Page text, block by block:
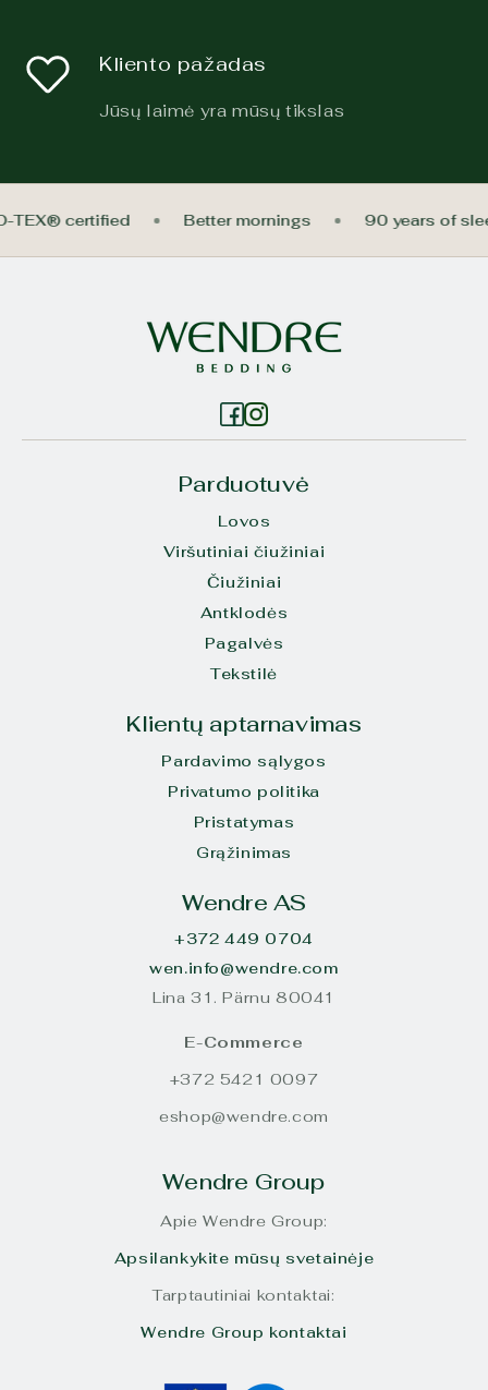
Kliento pažadas
Jūsų laimė yra mūsų tikslas
TEX® certified Better mornings 90 years of
Parduotuvė
Lovos
Viršutiniai čiužiniai
Čiužiniai
Antklodės
Pagalvės
Tekstilė
Klientų aptarnavimas
Pardavimo sąlygos
Privatumo politika
Pristatymas
Grąžinimas
Wendre AS
+372 449 0704
wen.info@wendre.com
Lina 31. Pärnu 80041
E-Commerce
+372 5421 0097
eshop@wendre.com
Wendre Group
Apie Wendre Group:
Apsilankykite mūsų svetainėje
Tarptautiniai kontaktai:
Wendre Group kontaktai